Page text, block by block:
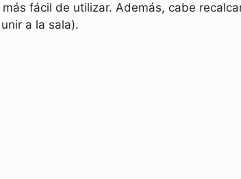
fácil de utilizar. Además, cabe
a la sala).